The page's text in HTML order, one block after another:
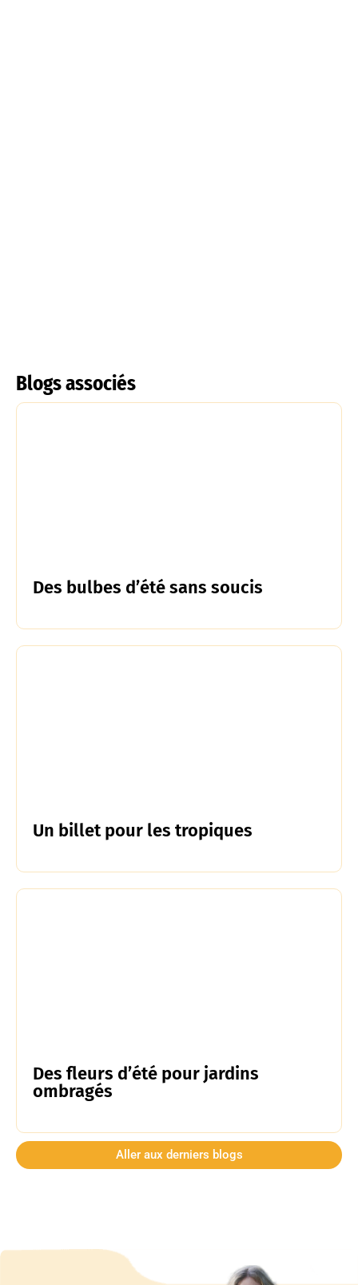
Blogs associés
Des bulbes d’été sans soucis
Un billet pour les tropiques
Des fleurs d’été pour jardins
ombragés
Aller aux derniers blogs